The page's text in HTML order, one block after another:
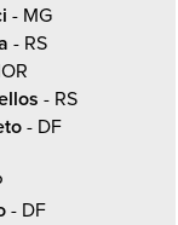
- MG
- RS
- RS
- DF
- DF